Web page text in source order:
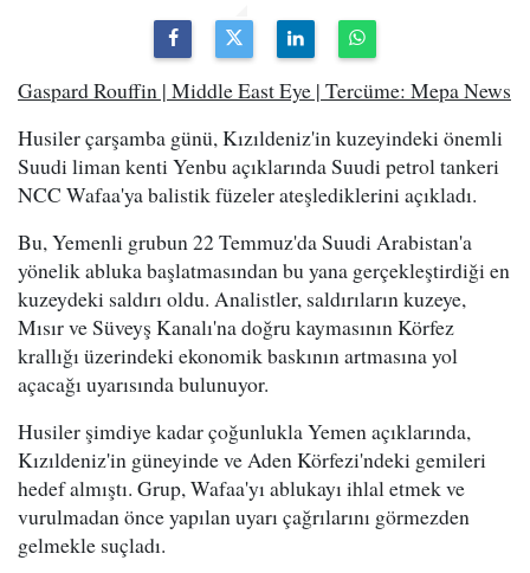
Gaspard Rouffin | Middle East Eye | Tercüme: Mepa News
Husiler çarşamba günü, Kızıldeniz'in kuzeyindeki önemli
Suudi liman kenti Yenbu açıklarında Suudi petrol tankeri
NCC Wafaa'ya balistik füzeler ateşlediklerini açıkladı.
Bu, Yemenli grubun 22 Temmuz'da Suudi Arabistan'a
yönelik abluka başlatmasından bu yana gerçekleştirdiği en
kuzeydeki saldırı oldu. Analistler, saldırıların kuzeye,
Mısır ve Süveyş Kanalı'na doğru kaymasının Körfez
krallığı üzerindeki ekonomik baskının artmasına yol
açacağı uyarısında bulunuyor.
Husiler şimdiye kadar çoğunlukla Yemen açıklarında,
Kızıldeniz'in güneyinde ve Aden Körfezi'ndeki gemileri
hedef almıştı. Grup, Wafaa'yı ablukayı ihlal etmek ve
vurulmadan önce yapılan uyarı çağrılarını görmezden
gelmekle suçladı.